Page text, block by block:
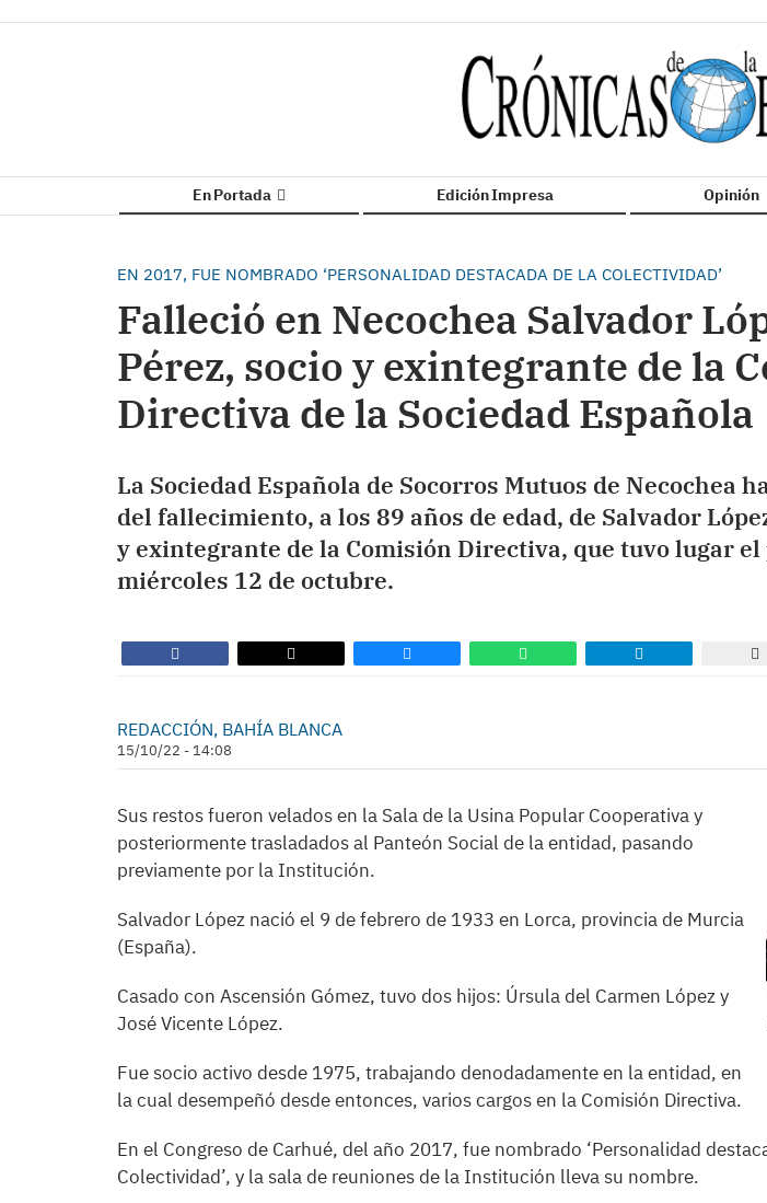
En Portada Edición Impresa Opinión
EN 2017, FUE NOMBRADO ‘PERSONALIDAD DESTACADA DE LA COLECTIVIDAD’
Falleció en Necochea Salvador
Pérez, socio y exintegrante de la
Directiva de la Sociedad Española
La Sociedad Española de Socorros Mutuos de Necochea
del fallecimiento, a los 89 años de edad, de Salvador
y exintegrante de la Comisión Directiva, que tuvo lugar el
miércoles 12 de octubre.
REDACCIÓN, BAHÍA BLANCA
15/10/22 - 14:08
Sus restos fueron velados en la Sala de la Usina Popular Cooperativa y
posteriormente trasladados al Panteón Social de la entidad, pasando
previamente por la Institución.
Salvador López nació el 9 de febrero de 1933 en Lorca, provincia de Murcia
(España).
Casado con Ascensión Gómez, tuvo dos hijos: Úrsula del Carmen López y
José Vicente López.
Fue socio activo desde 1975, trabajando denodadamente en la entidad, en
la cual desempeñó desde entonces, varios cargos en la Comisión Directiva.
En el Congreso de Carhué, del año 2017, fue nombrado ‘Personalidad
Colectividad’, y la sala de reuniones de la Institución lleva su nombre.